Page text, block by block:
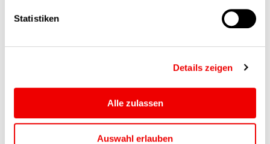
Statistiken
Details zeigen
Alle zulassen
Auswahl erlauben